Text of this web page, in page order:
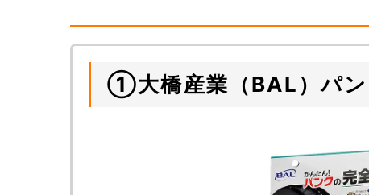
①大橋産業（BAL）パ